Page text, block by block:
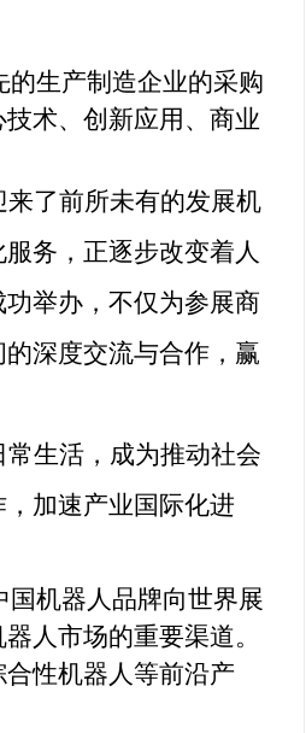
的生产制造企业的采购
术、创新应用、商业
了前所未有的发展机
务，正逐步改变着人
举办，不仅为参展商
深度交流与合作，赢
生活，成为推动社会
加速产业国际化进
机器人品牌向世界展
人市场的重要渠道。
性机器人等前沿产